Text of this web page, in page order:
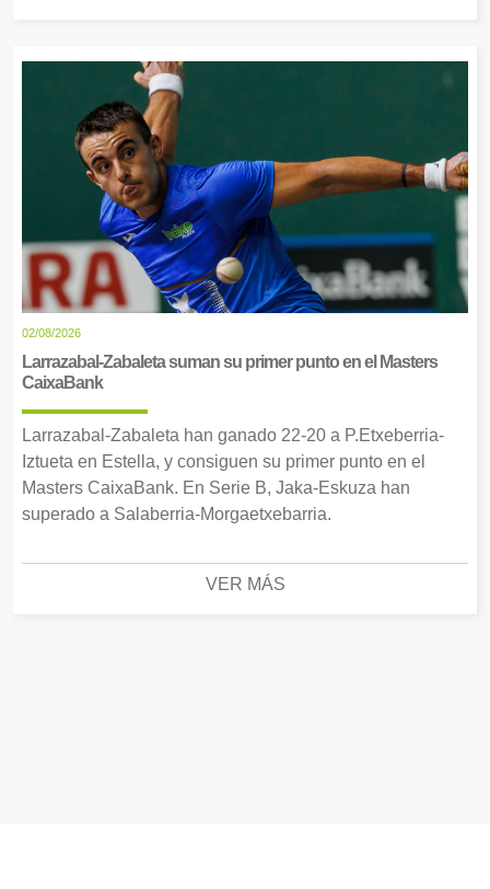
02/08/2026
Larrazabal-Zabaleta suman su primer punto en el Masters
CaixaBank
Larrazabal-Zabaleta han ganado 22-20 a P.Etxeberria-
Iztueta en Estella, y consiguen su primer punto en el
Masters CaixaBank. En Serie B, Jaka-Eskuza han
superado a Salaberria-Morgaetxebarria.
VER MÁS